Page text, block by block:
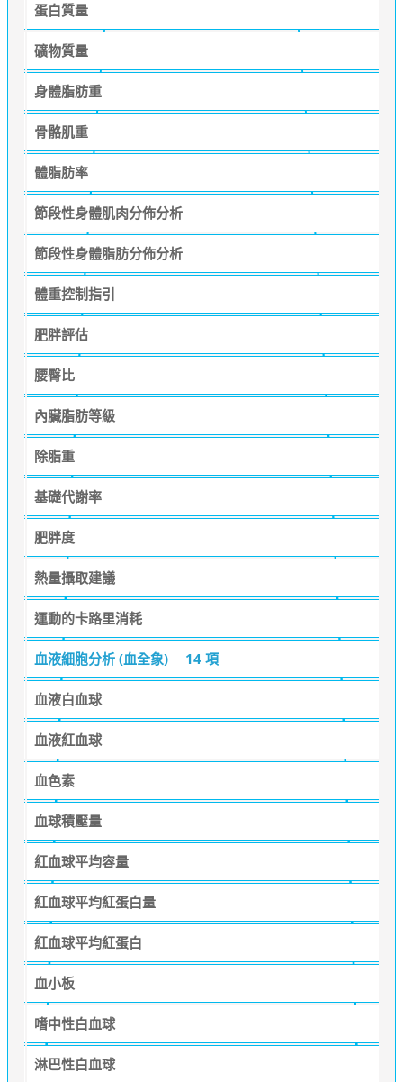
蛋白質量
礦物質量
身體脂肪重
骨骼肌重
體脂肪率
節段性身體肌肉分佈分析
節段性身體脂肪分佈分析
體重控制指引
肥胖評估
腰臀比
內臟脂肪等級
除脂重
基礎代謝率
肥胖度
熱量攝取建議
運動的卡路里消耗
血液細胞分析 (血全象) 14 項
血液白血球
血液紅血球
血色素
血球積壓量
紅血球平均容量
紅血球平均紅蛋白量
紅血球平均紅蛋白
血小板
嗜中性白血球
淋巴性白血球